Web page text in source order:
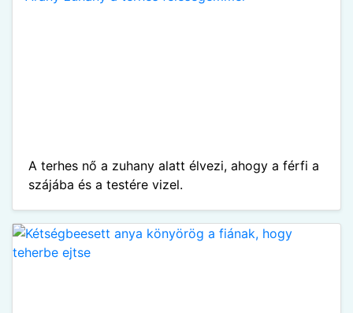
A terhes nő a zuhany alatt élvezi, ahogy a férfi a
szájába és a testére vizel.